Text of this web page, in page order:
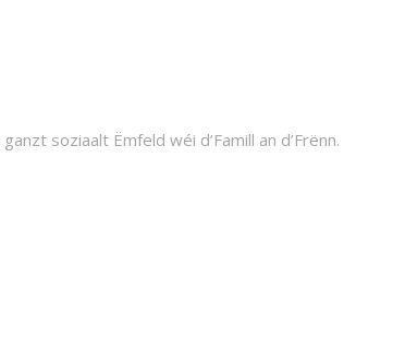
soziaalt Ëmfeld wéi d’Famill an d’Frënn.